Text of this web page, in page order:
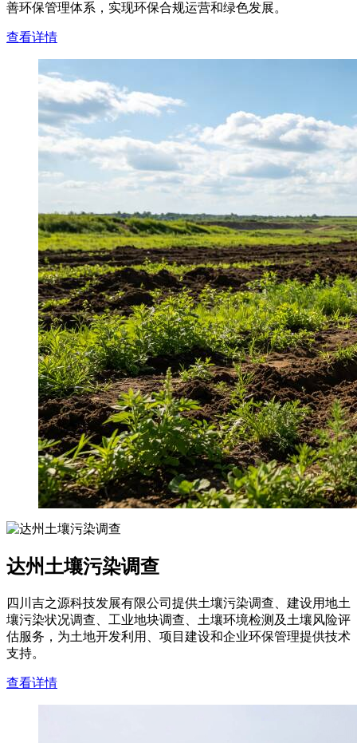
善环保管理体系，实现环保合规运营和绿色发展。
查看详情
达州土壤污染调查
四川吉之源科技发展有限公司提供土壤污染调查、建设用地土
壤污染状况调查、工业地块调查、土壤环境检测及土壤风险评
估服务，为土地开发利用、项目建设和企业环保管理提供技术
支持。
查看详情